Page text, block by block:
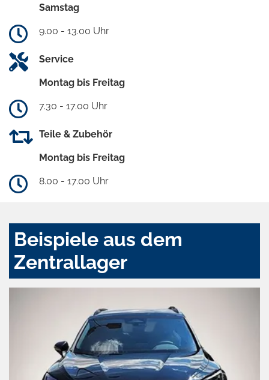
Samstag
9.00 - 13.00 Uhr
Service
Montag bis Freitag
7.30 - 17.00 Uhr
Teile & Zubehör
Montag bis Freitag
8.00 - 17.00 Uhr
Beispiele aus dem
Zentrallager